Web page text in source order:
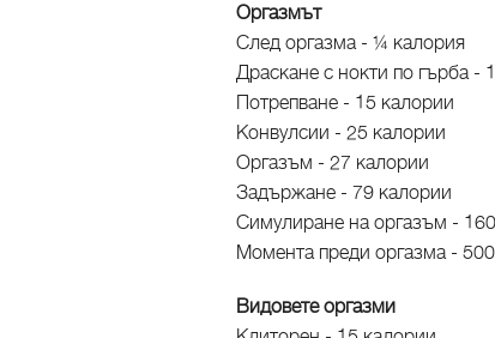
Оргазмът
След оргазма - ¼ калория
Драскане с нокти по гърба -
Потрепване - 15 калории
Конвулсии - 25 калории
Оргазъм - 27 калории
Задържане - 79 калории
Симулиране на оргазъм -
Момента преди оргазма -
Видовете оргазми